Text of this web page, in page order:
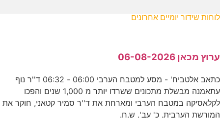
לוחות שידור יומיים אחרונים
ערוץ מכאן 06-08-2026
כתאב אלטביח' - מסע למטבח הערבי 06:00 - 06:32 ד''ר נוף
עתאמנה מבשלת מתכונים ששרדו יותר מ 1,000 שנים והפכו
לקלאסיקה במטבח הערבי ומארחת את ד''ר סמיר קטאני, חוקר את
המורשת הערבית. כ' עב'. ש.ח.